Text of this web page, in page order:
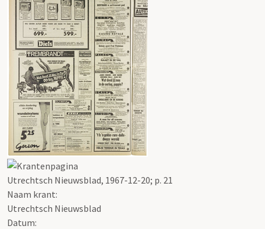
Utrechtsch Nieuwsblad, 1967-12-20; p. 21
Naam krant:
Utrechtsch Nieuwsblad
Datum: